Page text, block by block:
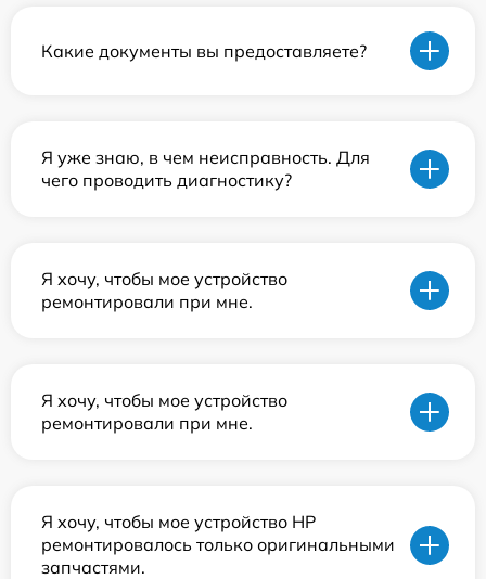
Какие документы вы предоставляете?
Я уже знаю, в чем неисправность. Для
чего проводить диагностику?
Я хочу, чтобы мое устройство
ремонтировали при мне.
Я хочу, чтобы мое устройство
ремонтировали при мне.
Я хочу, чтобы мое устройство HP
ремонтировалось только оригинальными
запчастями.